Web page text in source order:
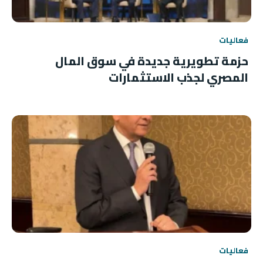
فعاليات
حزمة تطويرية جديدة في سوق المال
المصري لجذب الاستثمارات
فعاليات